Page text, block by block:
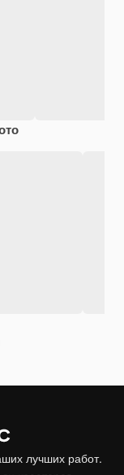
лучших работ.